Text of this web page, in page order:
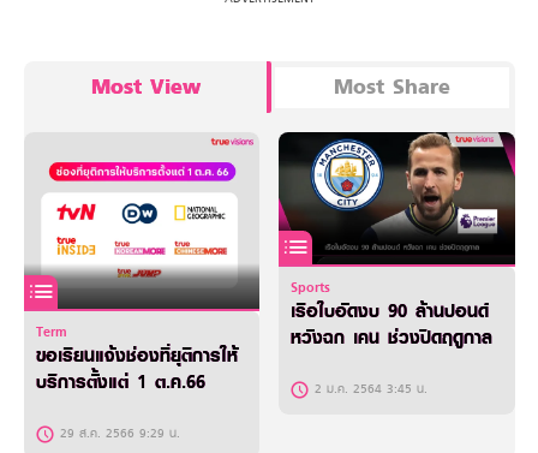
Most View Most Share
Term
ขอเรียนแจ้งช่องที่ยุติการให้
บริการตั้งแต่ 1 ต.ค.66
29 ส.ค. 2566 9:29 น.
Sports
เรือใบอัดงบ 90 ล้านปอนด์
หวังฉก เคน ช่วงปิดฤดูกาล
2 ม.ค. 2564 3:45 น.